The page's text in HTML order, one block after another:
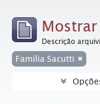
Descrição
Família Sacutti